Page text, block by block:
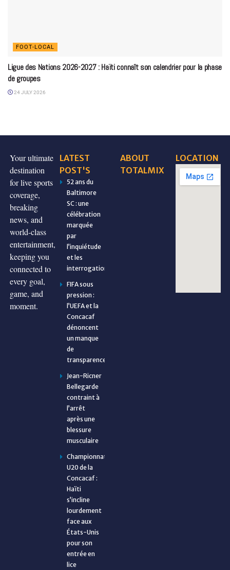
FOOT-LOCAL
Ligue des Nations 2026-2027 : Haïti connaît son calendrier pour la phase
de groupes
24 JULY 2026
Your ultimate
destination
for live sports
coverage,
breaking
news, and
world-class
entertainment,
keeping you
connected to
every goal,
game, and
moment.
LATEST
POST'S
52 ans du
Baltimore
SC : une
célébration
marquée
par
l’inquiétude
et les
interrogations
FIFA sous
pression :
l’UEFA et la
Concacaf
dénoncent
un manque
de
transparence
Jean-Ricner
Bellegarde
contraint à
l’arrêt
après une
blessure
musculaire
Championnat
U20 de la
Concacaf :
Haïti
s’incline
lourdement
face aux
États-Unis
pour son
entrée en
lice
ABOUT
TOTALMIX
LOCATION